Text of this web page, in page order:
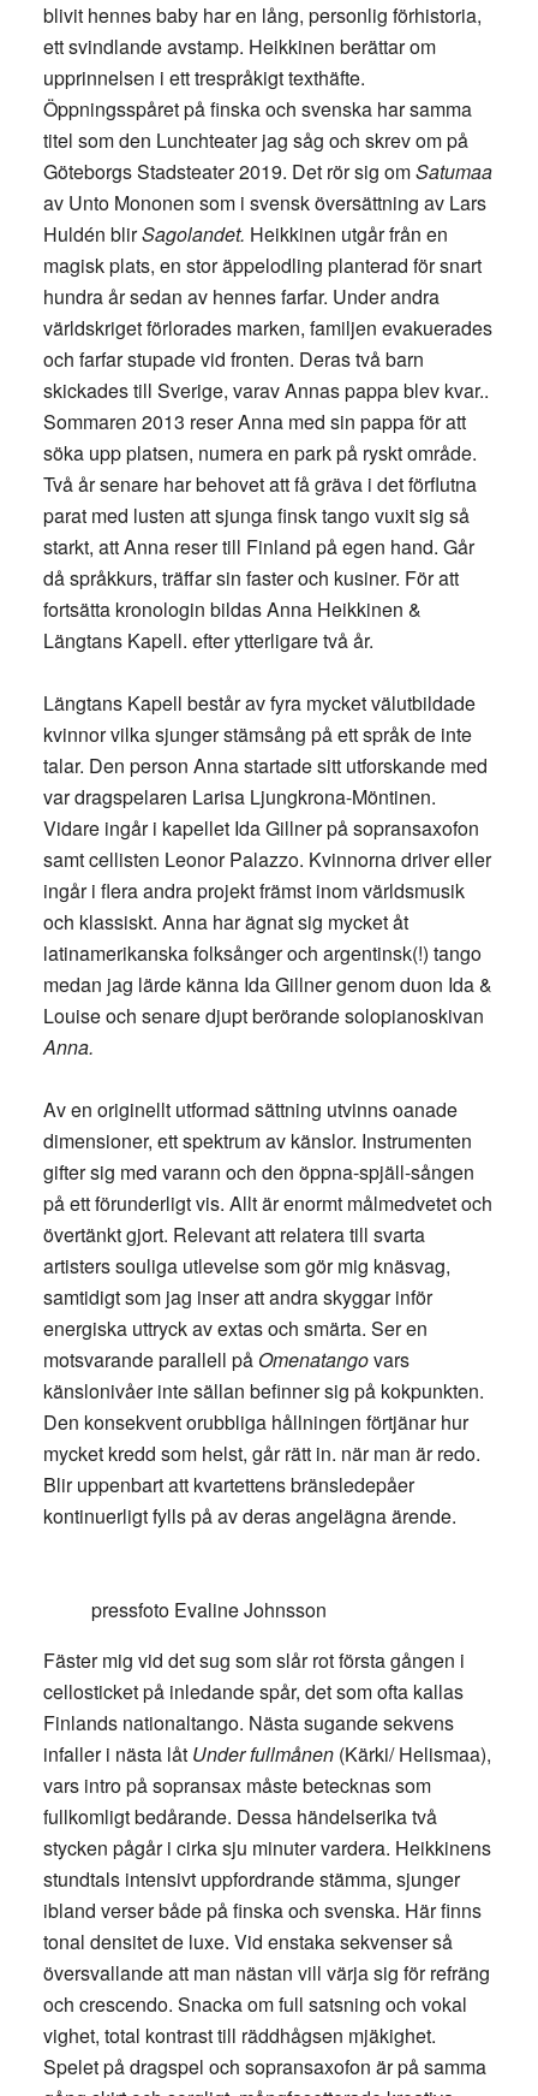
blivit hennes baby har en lång, personlig förhistoria,
ett svindlande avstamp. Heikkinen berättar om
upprinnelsen i ett trespråkigt texthäfte.
Öppningsspåret på finska och svenska har samma
titel som den Lunchteater jag såg och skrev om på
Göteborgs Stadsteater 2019. Det rör sig omSatumaa
av Unto Mononen som i svensk översättning av Lars
Huldén blirSagolandet. Heikkinen utgår från en
magisk plats, en stor äppelodling planterad för snart
hundra år sedan av hennes farfar. Under andra
världskriget förlorades marken, familjen evakuerades
och farfar stupade vid fronten. Deras två barn
skickades till Sverige, varav Annas pappa blev kvar..
Sommaren 2013 reser Anna med sin pappa för att
söka upp platsen, numera en park på ryskt område.
Två år senare har behovet att få gräva i det förflutna
parat med lusten att sjunga finsk tango vuxit sig så
starkt, att Anna reser till Finland på egen hand. Går
då språkkurs, träffar sin faster och kusiner. För att
fortsätta kronologin bildas Anna Heikkinen &
Längtans Kapell. efter ytterligare två år.
Längtans Kapell består av fyra mycket välutbildade
kvinnor vilka sjunger stämsång på ett språk de inte
talar. Den person Anna startade sitt utforskande med
var dragspelaren Larisa Ljungkrona-Möntinen.
Vidare ingår i kapellet Ida Gillner på sopransaxofon
samt cellisten Leonor Palazzo. Kvinnorna driver eller
ingår i flera andra projekt främst inom världsmusik
och klassiskt. Anna har ägnat sig mycket åt
latinamerikanska folksånger och argentinsk(!) tango
medan jag lärde känna Ida Gillner genom duon Ida &
Louise och senare djupt berörande solopianoskivan
Anna.
Av en originellt utformad sättning utvinns oanade
dimensioner, ett spektrum av känslor. Instrumenten
gifter sig med varann och den öppna-spjäll-sången
på ett förunderligt vis. Allt är enormt målmedvetet och
övertänkt gjort. Relevant att relatera till svarta
artisters souliga utlevelse som gör mig knäsvag,
samtidigt som jag inser att andra skyggar inför
energiska uttryck av extas och smärta. Ser en
motsvarande parallell på Omenatangovars
känslonivåer inte sällan befinner sig på kokpunkten.
Den konsekvent orubbliga hållningen förtjänar hur
mycket kredd som helst, går rätt in. när man är redo.
Blir uppenbart att kvartettens bränsledepåer
kontinuerligt fylls på av deras angelägna ärende.
pressfoto Evaline Johnsson
Fäster mig vid det sug som slår rot första gången i
cellosticket på inledande spår, det som ofta kallas
Finlands nationaltango. Nästa sugande sekvens
infaller i nästa låt Under fullmånen (Kärki/ Helismaa),
vars intro på sopransax måste betecknas som
fullkomligt bedårande. Dessa händelserika två
stycken pågår i cirka sju minuter vardera. Heikkinens
stundtals intensivt uppfordrande stämma, sjunger
ibland verser både på finska och svenska. Här finns
tonal densitet de luxe. Vid enstaka sekvenser så
översvallande att man nästan vill värja sig för refräng
och crescendo. Snacka om full satsning och vokal
vighet, total kontrast till räddhågsen mjäkighet.
Spelet på dragspel och sopransaxofon är på samma